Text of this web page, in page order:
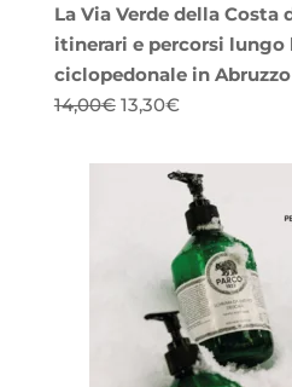
La Via Verde della Costa
itinerari e percorsi lungo
ciclopedonale in Abruzzo
14,00€ Il
originale
13,30€Il
attuale
è:
13,30€.